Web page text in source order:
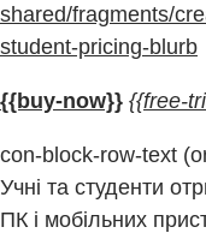
shared/fragments/
student-pricing-blurb
{{buy-now}} {{free-
con-block-row-text
Учні та студенти
ПК і мобільних